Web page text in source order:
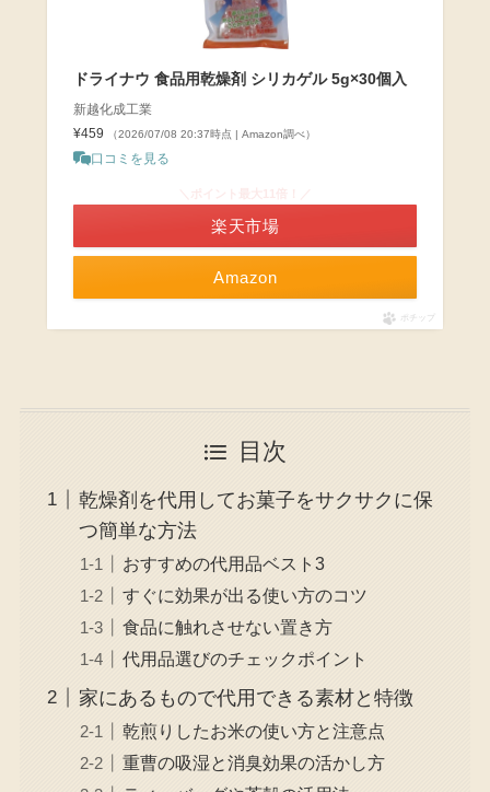
ドライナウ 食品用乾燥剤 シリカゲル 5g×30個入
新越化成工業
¥459
（2026/07/08 20:37時点 | Amazon調べ）
口コミを見る
Amazon
楽天市場
ポチップ
目次
乾燥剤を代用してお菓子をサクサクに保
つ簡単な方法
おすすめの代用品ベスト3
すぐに効果が出る使い方のコツ
食品に触れさせない置き方
代用品選びのチェックポイント
家にあるもので代用できる素材と特徴
乾煎りしたお米の使い方と注意点
重曹の吸湿と消臭効果の活かし方